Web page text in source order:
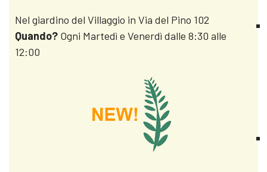
Nel giardino del Villaggio in Via del Pino 102
Quando? Ogni Martedì e Venerdì dalle 8:30 alle
12:00